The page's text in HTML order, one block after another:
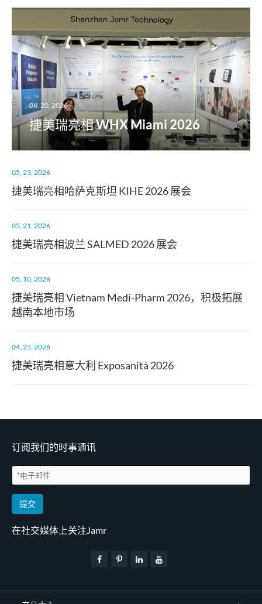
06, 20, 2026
捷美瑞亮相 WHX Miami 2026
05, 23, 2026
捷美瑞亮相哈萨克斯坦 KIHE 2026 展会
05, 21, 2026
捷美瑞亮相波兰 SALMED 2026 展会
05, 10, 2026
捷美瑞亮相 Vietnam Medi-Pharm 2026，积极拓展
越南本地市场
04, 25, 2026
捷美瑞亮相意大利 Exposanità 2026
订阅我们的时事通讯
提交
在社交媒体上关注Jamr